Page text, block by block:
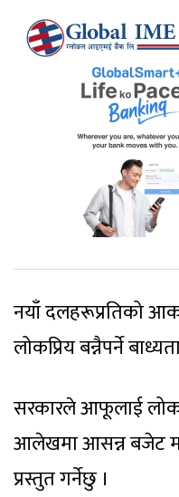
नयाँ दलहरूप्रतिको
लोकप्रिय बन्नैपर्ने
सरकारले आफूलाई
आलेखमा आसन्न बजेट
प्रस्तुत गर्नेछु ।